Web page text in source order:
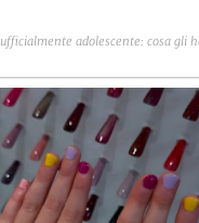
adolescente: cosa gli